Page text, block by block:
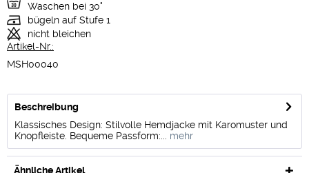
Waschen bei 30°
bügeln auf Stufe 1
nicht bleichen
Artikel-Nr.:
MSH00040
Beschreibung
Klassisches Design: Stilvolle Hemdjacke mit Karomuster und
Knopfleiste. Bequeme Passform:...
mehr
Ähnliche Artikel